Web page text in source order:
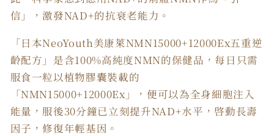
信」，激發NAD+的抗衰老能力。
「日本NeoYouth美康萊NMN15000+12000Ex五重逆
齡配方」是含100%高純度NMN的保健品，每日只需
服食一粒以植物膠囊裝載的
「NMN15000+12000Ex」，便可以為全身細胞注入
能量，服後30分鐘已立刻提升NAD+水平，啓動長壽
因子，修復年輕基因。